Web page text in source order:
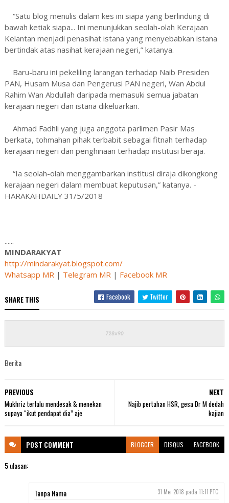
“Satu blog menulis dalam kes ini siapa yang berlindung di
bawah ketiak siapa... Ini menunjukkan seolah-olah Kerajaan
Kelantan menjadi penasihat istana yang menyebabkan istana
bertindak atas nasihat kerajaan negeri,” katanya.
Baru-baru ini pekeliling larangan terhadap Naib Presiden
PAN, Husam Musa dan Pengerusi PAN negeri, Wan Abdul
Rahim Wan Abdullah daripada memasuki semua jabatan
kerajaan negeri dan istana dikeluarkan.
Ahmad Fadhli yang juga anggota parlimen Pasir Mas
berkata, tohmahan pihak terbabit sebagai fitnah terhadap
kerajaan negeri dan penghinaan terhadap institusi beraja.
“Ia seolah-olah menggambarkan institusi diraja dikongkong
kerajaan negeri dalam membuat keputusan,” katanya. -
HARAKAHDAILY 31/5/2018
......
MINDARAKYAT
http://mindarakyat.blogspot.com/
Whatsapp MR | Telegram MR | Facebook MR
SHARE THIS Facebook Twitter
Berita
NEXT
Najib pertahan HSR, gesa Dr M dedah
kajian
PREVIOUS
Mukhriz terlalu mendesak & menekan
supaya “ikut pendapat dia” aje
POST COMMENT BLOGGER DISQUS FACEBOOK
5 ulasan:
Tanpa Nama 31 Mei 2018 pada 11:11 PTG